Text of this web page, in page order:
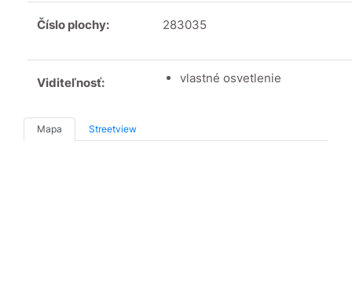
Číslo plochy: 283035
Viditeľnosť: vlastné osvetlenie
Mapa Streetview